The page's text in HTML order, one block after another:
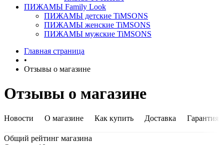
ПИЖАМЫ Family Look
ПИЖАМЫ детские TiMSONS
ПИЖАМЫ женские TiMSONS
ПИЖАМЫ мужские TiMSONS
Главная страница
•
Отзывы о магазине
Отзывы о магазине
Новости О магазине Как купить Доставка Гарантия
Общий рейтинг магазина